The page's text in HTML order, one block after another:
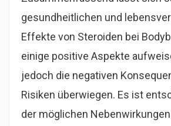
gesundheitlichen und
Effekte von Steroiden bei
einige positive Aspekte
jedoch die negativen
Risiken überwiegen. Es ist
der möglichen